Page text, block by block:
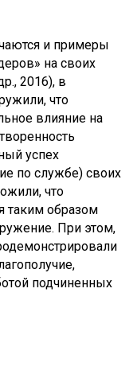
и примеры
на своих
2016), в
что
влияние на
успех
по службе) своих
что
таким образом
При этом,
подчиненных